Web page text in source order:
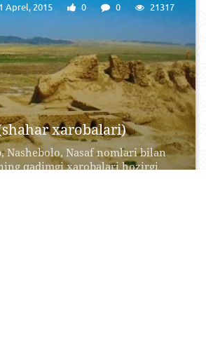
xarobalari)
Nashebolo, Nasaf nomlari bilan
qadimgi xarobalari hozirgi
Aprel, 2015 0 0 21317